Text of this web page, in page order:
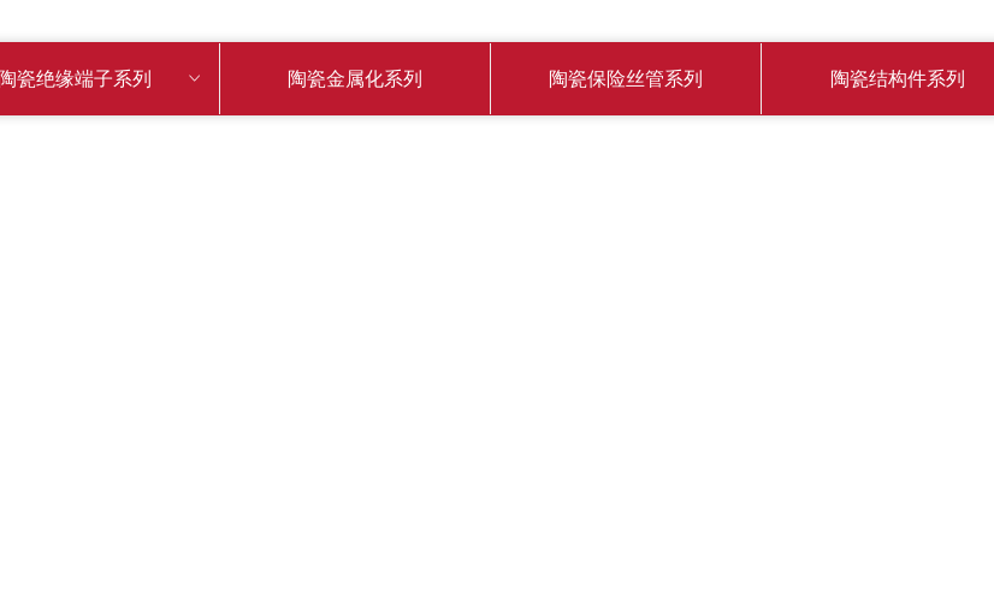
ꀁ
陶瓷绝缘端子系列 陶瓷金属化系列 陶瓷保险丝管系列 陶瓷结构件系列